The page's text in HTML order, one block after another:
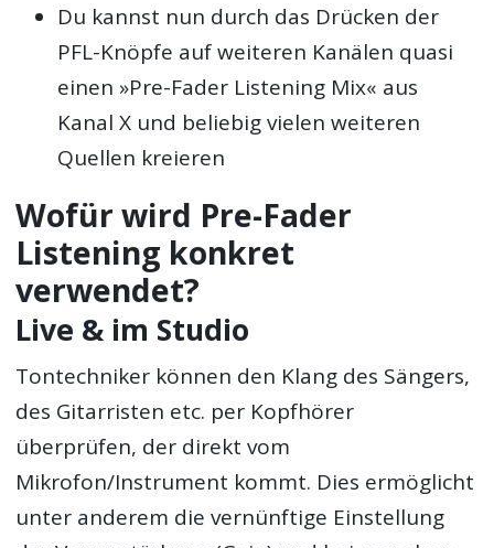
Du kannst nun durch das Drücken der
PFL-Knöpfe auf weiteren Kanälen quasi
einen »Pre-Fader Listening Mix« aus
Kanal X und beliebig vielen weiteren
Quellen kreieren
Wofür wird Pre-Fader
Listening konkret
verwendet?
Live & im Studio
Tontechniker können den Klang des Sängers,
des Gitarristen etc. per Kopfhörer
überprüfen, der direkt vom
Mikrofon/Instrument kommt. Dies ermöglicht
unter anderem die vernünftige Einstellung